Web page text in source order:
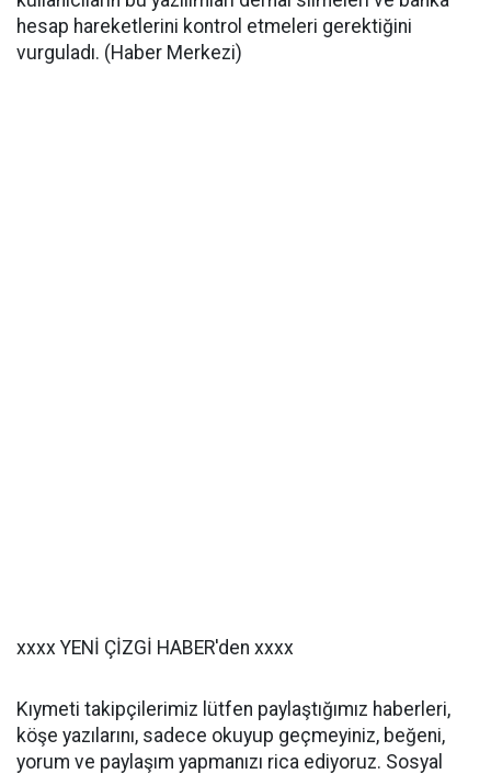
hesap hareketlerini kontrol etmeleri gerektiğini
vurguladı. (Haber Merkezi)
xxxx YENİ ÇİZGİ HABER'den xxxx
Kıymeti takipçilerimiz lütfen paylaştığımız haberleri,
köşe yazılarını, sadece okuyup geçmeyiniz, beğeni,
yorum ve paylaşım yapmanızı rica ediyoruz. Sosyal